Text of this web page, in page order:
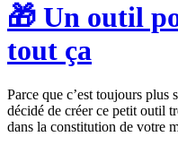
🎁 Un outil
tout ça
Parce que c’est toujours plus
décidé de créer ce petit outil
dans la constitution de votre